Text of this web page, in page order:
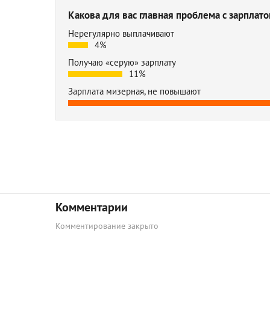
Какова для вас главная проблема с
Нерегулярно выплачивают
4%
Получаю «серую» зарплату
11%
Зарплата мизерная, не повышают
Комментарии
Комментирование закрыто